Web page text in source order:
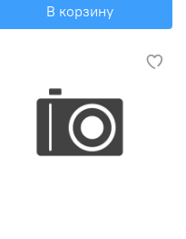
В корзину